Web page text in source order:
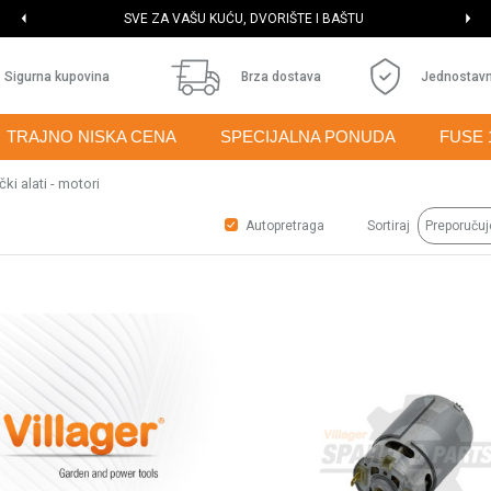
SVE ZA VAŠU KUĆU, DVORIŠTE I BAŠTU
Sigurna kupovina Brza dostava
TRAJNO NISKA CENA SPECIJALNA PONUDA FUSE
alati - motori
Autopretraga Sortiraj